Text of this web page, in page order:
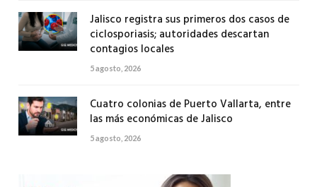
Jalisco registra sus primeros dos casos de
ciclosporiasis; autoridades descartan
contagios locales
5 agosto, 2026
Cuatro colonias de Puerto Vallarta, entre
las más económicas de Jalisco
5 agosto, 2026